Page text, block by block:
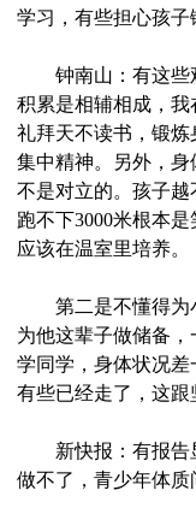
学习，有些担心孩子
钟南山：有这些观
积累是相辅相成，
礼拜天不读书，锻
集中精神。另外，
不是对立的。孩子
跑不下3000米根本
应该在温室里培养。
第二是不懂得为小
为他这辈子做储备
学同学，身体状况
有些已经走了，这
新快报：有报告显
做不了，青少年体质